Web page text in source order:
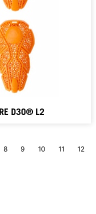
D3O® L2
8 9 10 11 12